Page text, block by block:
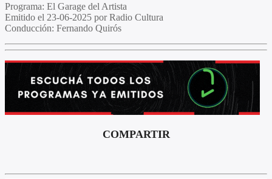
Programa: El Garage del Artista
Emitido el 23-06-2025 por Radio Cultura
Conducción: Fernando Quirós
COMPARTIR